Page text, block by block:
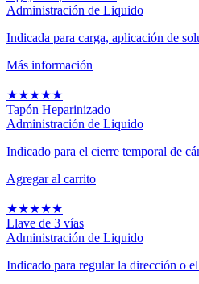
Administración de Liquido
Indicada para carga, aplicación de
Más información
★★★★★
Tapón Heparinizado
Administración de Liquido
Indicado para el cierre temporal de
Agregar al carrito
★★★★★
Llave de 3 vías
Administración de Liquido
Indicado para regular la dirección o